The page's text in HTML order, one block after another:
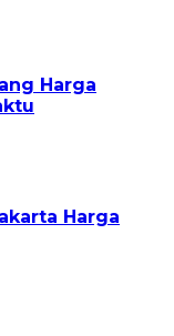
Harga
Harga